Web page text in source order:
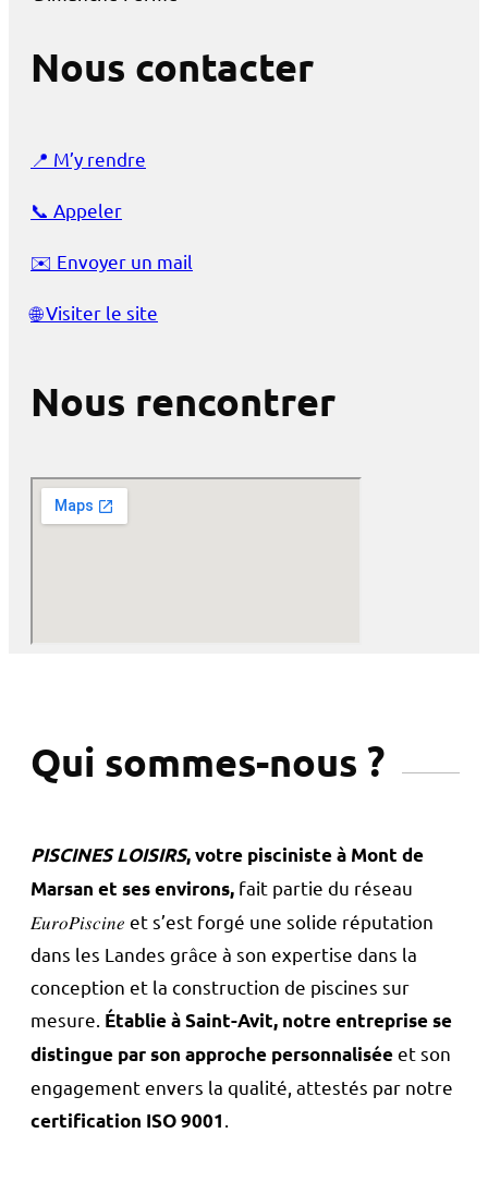
Nous contacter
📍 M’y rendre
📞 Appeler
✉️ Envoyer un mail
🌐Visiter le site
Nous rencontrer
Qui sommes-nous ?
PISCINES LOISIRS, votre pisciniste à Mont de
Marsan et ses environs, fait partie du réseau
𝐸𝑢𝑟𝑜𝑃𝑖𝑠𝑐𝑖𝑛𝑒 et s’est forgé une solide réputation
dans les Landes grâce à son expertise dans la
conception et la construction de piscines sur
mesure. Établie à Saint-Avit, notre entreprise se
distingue par son approche personnaliséeet son
engagement envers la qualité, attestés par notre
certification ISO 9001